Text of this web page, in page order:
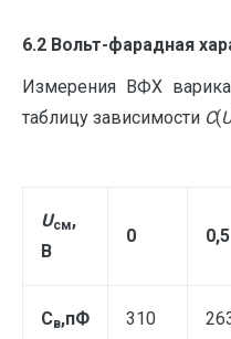
6.2 Вольт-фарадная
Измерения ВФХ
таблицу зависимости С(U
Uсм,
В
0 0,5
Св,пФ 310